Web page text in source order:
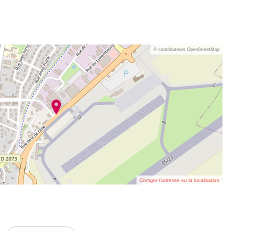
© contributeurs OpenStreetMap
Corriger l’adresse ou la localisation